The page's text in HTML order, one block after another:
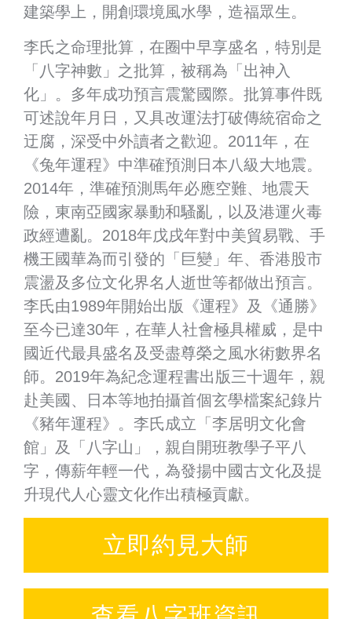
建築學上，開創環境風水學，造福眾生。
李氏之命理批算，在圈中早享盛名，特別是
「八字神數」之批算，被稱為「出神入
化」。多年成功預言震驚國際。批算事件既
可述說年月日，又具改運法打破傳統宿命之
迂腐，深受中外讀者之歡迎。2011年，在
《兔年運程》中準確預測日本八級大地震。
2014年，準確預測馬年必應空難、地震天
險，東南亞國家暴動和騷亂，以及港運火毒
政經遭亂。2018年戊戌年對中美貿易戰、手
機王國華為而引發的「巨變」年、香港股市
震盪及多位文化界名人逝世等都做出預言。
李氏由1989年開始出版《運程》及《通勝》
至今已達30年，在華人社會極具權威，是中
國近代最具盛名及受盡尊榮之風水術數界名
師。2019年為紀念運程書出版三十週年，親
赴美國、日本等地拍攝首個玄學檔案紀錄片
《豬年運程》。李氏成立「李居明文化會
館」及「八字山」，親自開班教學子平八
字，傳薪年輕一代，為發揚中國古文化及提
升現代人心靈文化作出積極貢獻。
立即約見大師